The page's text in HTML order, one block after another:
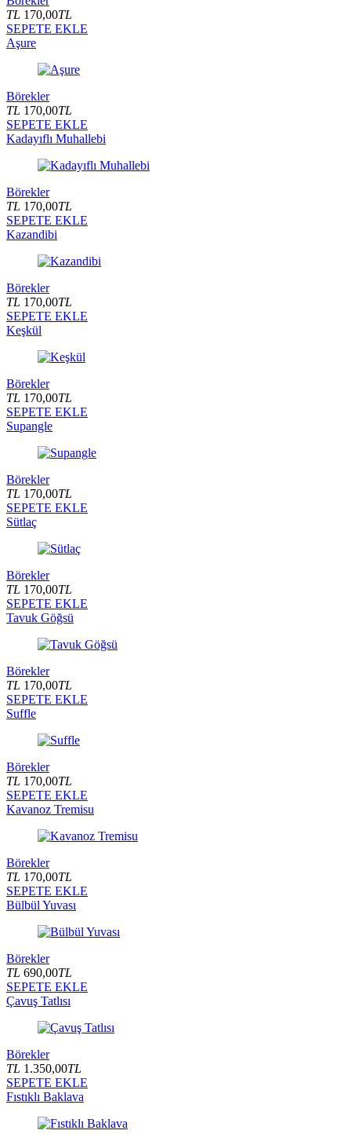
TL 170,00TL
SEPETE EKLE
Aşure
Börekler
TL 170,00TL
SEPETE EKLE
Kadayıflı Muhallebi
Börekler
TL 170,00TL
SEPETE EKLE
Kazandibi
Börekler
TL 170,00TL
SEPETE EKLE
Keşkül
Börekler
TL 170,00TL
SEPETE EKLE
Supangle
Börekler
TL 170,00TL
SEPETE EKLE
Sütlaç
Börekler
TL 170,00TL
SEPETE EKLE
Tavuk Göğsü
Börekler
TL 170,00TL
SEPETE EKLE
Suffle
Börekler
TL 170,00TL
SEPETE EKLE
Kavanoz Tremisu
Börekler
TL 170,00TL
SEPETE EKLE
Bülbül Yuvası
Börekler
TL 690,00TL
SEPETE EKLE
Çavuş Tatlısı
Börekler
TL 1.350,00TL
SEPETE EKLE
Fıstıklı Baklava